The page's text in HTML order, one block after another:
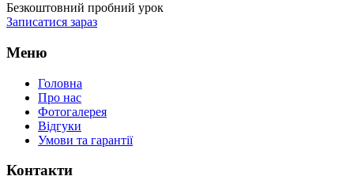
Безкоштовний пробний урок
Записатися зараз
Меню
Головна
Про нас
Фотогалерея
Відгуки
Умови та гарантії
Контакти